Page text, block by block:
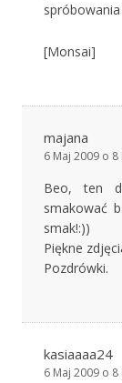
spróbowania
[Monsai]
majana
6 Maj 2009 o 8
Beo, ten
smakować
smak!:))
Piękne
Pozdrówki.
kasiaaaa24
6 Maj 2009 o 8